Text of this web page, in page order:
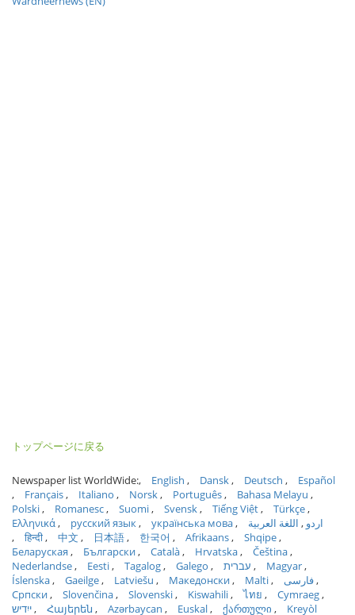
トップページに戻る
Newspaper list WorldWide: English Dansk Deutsch
Español
Français
Italiano Norsk Português
Bahasa Melayu
Polski
Romanesc Suomi Svensk Tiếng Việt
Türkçe
Ελληνικά
русский язык українська мова اردو
اللغة العربية
हिन्दी
中文 日本語 한국어 Afrikaans
Shqipe
Беларуская
Български Català Hrvatska
Čeština
Nederlandse
Eesti Tagalog Galego עברית
Magyar
Íslenska
Gaeilge Latviešu Македонски Malti
فارسی
Српски
Slovenčina Slovenski Kiswahili ไทย
Cymraeg
ייִדיש
Հայերեն Azərbaycan Euskal ქართული Kreyòl